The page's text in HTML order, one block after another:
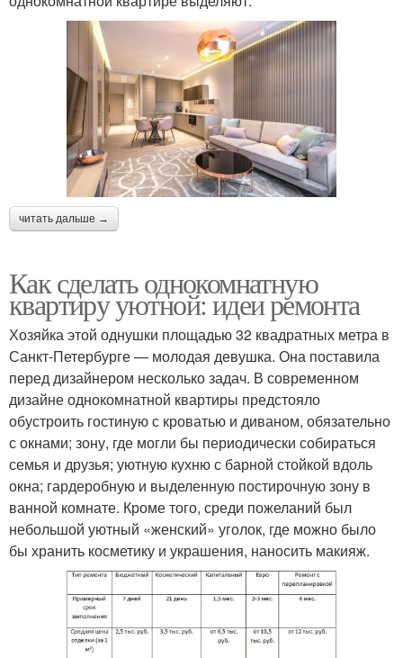
читать дальше →
Как сделать однокомнатную
квартиру уютной: идеи ремонта
Хозяйка этой однушки площадью 32 квадратных метра в
Санкт-Петербурге — молодая девушка. Она поставила
перед дизайнером несколько задач. В современном
дизайне однокомнатной квартиры предстояло
обустроить гостиную с кроватью и диваном, обязательно
с окнами; зону, где могли бы периодически собираться
семья и друзья; уютную кухню с барной стойкой вдоль
окна; гардеробную и выделенную постирочную зону в
ванной комнате. Кроме того, среди пожеланий был
небольшой уютный «женский» уголок, где можно было
бы хранить косметику и украшения, наносить макияж.